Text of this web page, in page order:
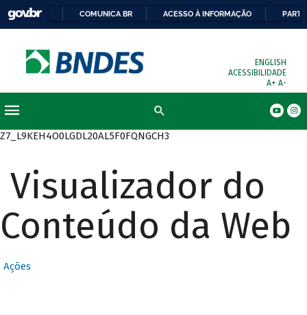
COMUNICA BR ACESSO À INFORMAÇÃO
ENGLISH
ACESSIBILIDADE
A+ A-
Z7_L9KEH4O0LGDL20AL5F0FQNGCH3
Visualizador do
Conteúdo da Web
Ações